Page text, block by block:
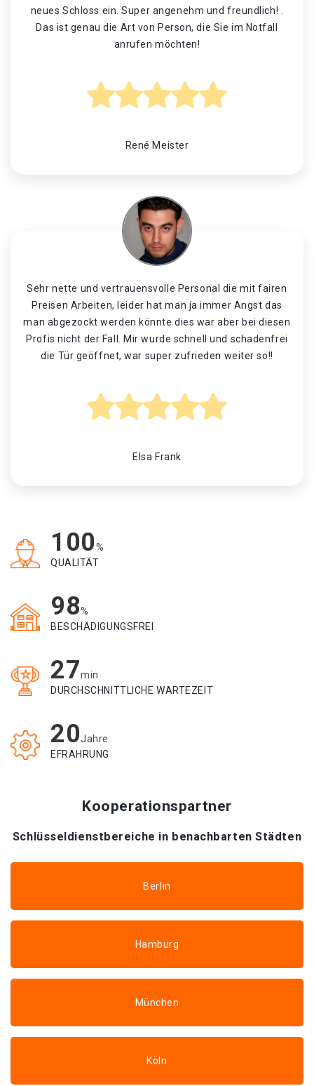
neues Schloss ein. Super angenehm und freundlich! .
Das ist genau die Art von Person, die Sie im Notfall
anrufen möchten!
René Meister
Sehr nette und vertrauensvolle Personal die mit fairen
Preisen Arbeiten, leider hat man ja immer Angst das
man abgezockt werden könnte dies war aber bei diesen
Profis nicht der Fall. Mir wurde schnell und schadenfrei
die Tür geöffnet, war super zufrieden weiter so!!
Elsa Frank
100%
QUALITÄT
98%
BESCHÄDIGUNGSFREI
27min
DURCHSCHNITTLICHE WARTEZEIT
20Jahre
EFRAHRUNG
Kooperationspartner
Schlüsseldienstbereiche in benachbarten Städten
Berlin
Hamburg
München
Köln